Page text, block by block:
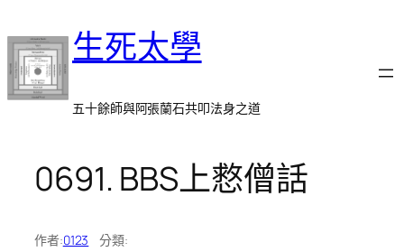
至
主
要
內
生死太學
五十餘師與阿張蘭石共叩法身之道
0691. BBS上慦僧話
作者:0123 分類: